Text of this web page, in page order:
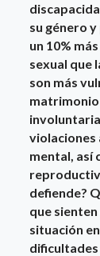
su género
un 10%
sexual que
son más
violaciones
mental, así
defiende?
que
situación